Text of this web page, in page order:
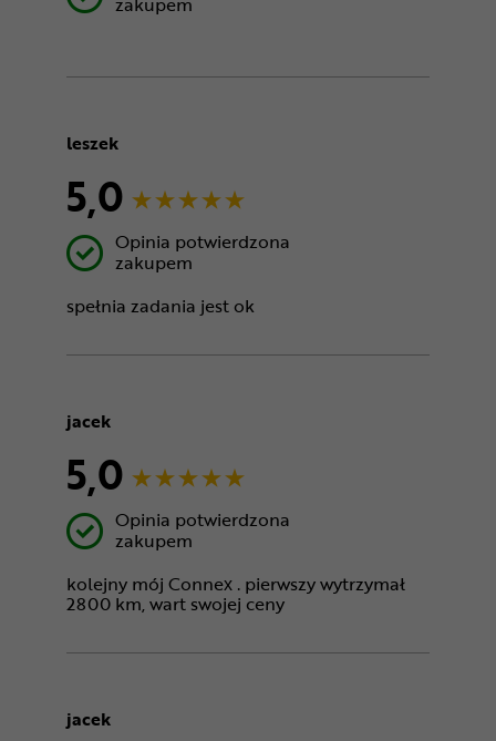
leszek
5,0
Opinia potwierdzona
zakupem
spełnia zadania jest ok
jacek
5,0
Opinia potwierdzona
zakupem
kolejny mój Connex . pierwszy wytrzymał
2800 km, wart swojej ceny
jacek